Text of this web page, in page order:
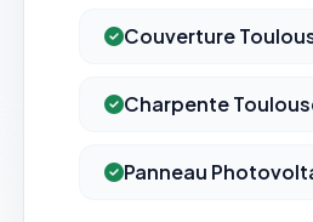
Couverture
Charpente
Panneau